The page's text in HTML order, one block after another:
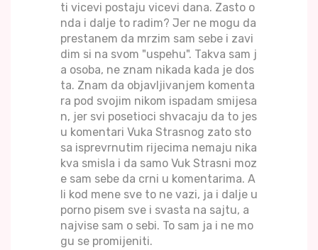
ti vicevi postaju vicevi dana. Zasto o
nda i dalje to radim? Jer ne mogu da
prestanem da mrzim sam sebe i zavi
dim si na svom "uspehu". Takva sam j
a osoba, ne znam nikada kada je dos
ta. Znam da objavljivanjem komenta
ra pod svojim nikom ispadam smijesa
n, jer svi posetioci shvacaju da to jes
u komentari Vuka Strasnog zato sto
sa isprevrnutim rijecima nemaju nika
kva smisla i da samo Vuk Strasni moz
e sam sebe da crni u komentarima. A
li kod mene sve to ne vazi, ja i dalje u
porno pisem sve i svasta na sajtu, a
najvise sam o sebi. To sam ja i ne mo
gu se promijeniti.